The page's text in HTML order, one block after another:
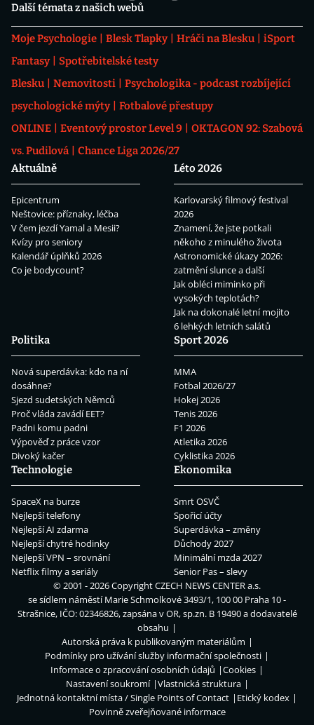
Další témata z našich webů
Moje Psychologie Blesk Tlapky Hráči na Blesku
iSport
Fantasy
Spotřebitelské testy
Blesku
Nemovitosti
Psychologika - podcast rozbíjející
psychologické mýty
Fotbalové přestupy
ONLINE
Eventový prostor Level 9
OKTAGON 92: Szabová
vs. Pudilová
Chance Liga 2026/27
Aktuálně
Epicentrum
Neštovice: příznaky, léčba
V čem jezdí Yamal a Mesii?
Kvízy pro seniory
Kalendář úplňků 2026
Co je bodycount?
Léto 2026
Karlovarský filmový festival
2026
Znamení, že jste potkali
někoho z minulého života
Astronomické úkazy 2026:
zatmění slunce a další
Jak obléci miminko při
vysokých teplotách?
Jak na dokonalé letní mojito
6 lehkých letních salátů
Politika
Nová superdávka: kdo na ní
dosáhne?
Sjezd sudetských Němců
Proč vláda zavádí EET?
Padni komu padni
Výpověď z práce vzor
Divoký kačer
Sport 2026
MMA
Fotbal 2026/27
Hokej 2026
Tenis 2026
F1 2026
Atletika 2026
Cyklistika 2026
Technologie
SpaceX na burze
Nejlepší telefony
Nejlepší AI zdarma
Nejlepší chytré hodinky
Nejlepší VPN – srovnání
Netflix filmy a seriály
Ekonomika
Smrt OSVČ
Spořicí účty
Superdávka – změny
Důchody 2027
Minimální mzda 2027
Senior Pas – slevy
© 2001 - 2026 CopyrightCZECH NEWS CENTER a.s.
se sídlem náměstí Marie Schmolkové 3493/1, 100 00 Praha 10 -
Strašnice, IČO: 02346826, zapsána v OR, sp.zn. B 19490 a dodavatelé
obsahu
Autorská práva k publikovaným materiálům
Podmínky pro užívání služby informační společnosti
Informace o zpracování osobních údajů
Cookies
Nastavení soukromí
Vlastnická struktura
Jednotná kontaktní místa / Single Points of Contact
Etický kodex
Povinně zveřejňované informace